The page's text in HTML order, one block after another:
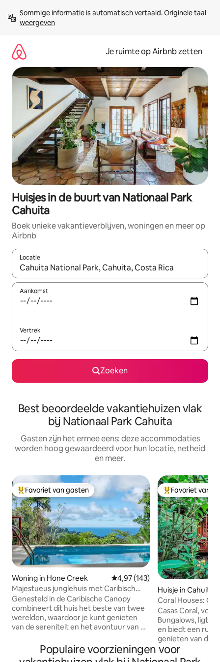
direct
naar
Sommige informatie is automatisch vertaald. Originele taal
weergeven
Je ruimte op Airbnb zetten
Huisjes in de buurt van Nationaal Park
Cahuita
Boek unieke vakantieverblijven, woningen en meer op
Airbnb
Locatie
Wanneer er suggesties beschikbaar zijn, maak je een keuze
Aankomst
Vertrek
Zoeken
Best beoordeelde vakantiehuizen vlak
bij Nationaal Park Cahuita
Gasten zijn het ermee eens: deze accommodaties
worden hoog gewaardeerd voor hun locatie, netheid
en meer.
Topfavoriet van gasten
Favoriet van gasten
Woning in Hone Creek Gemiddelde beoordeling van
4,97 (143)
Majestueus junglehuis met Caribisch
uitzicht
Genesteld in de Caribische Canopy
combineert dit huis het beste van twee
werelden, waardoor je kunt genieten
van de sereniteit en het avontuur van de
naar het bruisende kunstzinnige
strandstadje Puerto Viejo. Geniet van
Topfavoriet van
Favoriet van
Huisje in Cahuita
Coral Houses:
Casas Coral,
Bungalows, ligt
en biedt een rustige
genieten van de
dieren die
terras. Elk van
Populaire voorzieningen voor